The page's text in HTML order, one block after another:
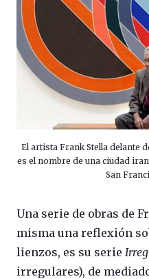
El artista Frank Stella delante
es el nombre de una ciudad
San
Una serie de obras de
misma una reflexión
lienzos, es su serie
irregulares), de